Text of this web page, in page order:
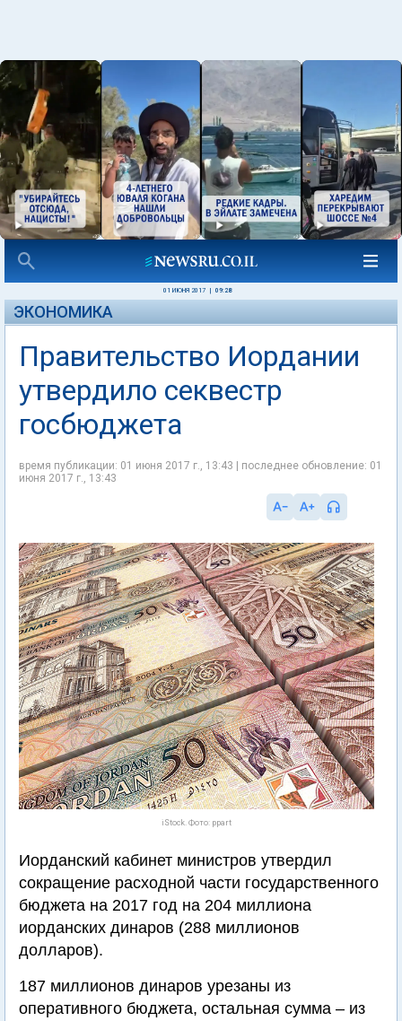
01 ИЮНЯ 2017 09:28
ЭКОНОМИКА
Правительство Иордании
утвердило секвестр
госбюджета
время публикации: 01 июня 2017 г., 13:43 | последнее обновление: 01
июня 2017 г., 13:43
iStock. Фото: ppart
Иорданский кабинет министров утвердил
сокращение расходной части государственного
бюджета на 2017 год на 204 миллиона
иорданских динаров (288 миллионов
долларов).
187 миллионов динаров урезаны из
оперативного бюджета, остальная сумма – из